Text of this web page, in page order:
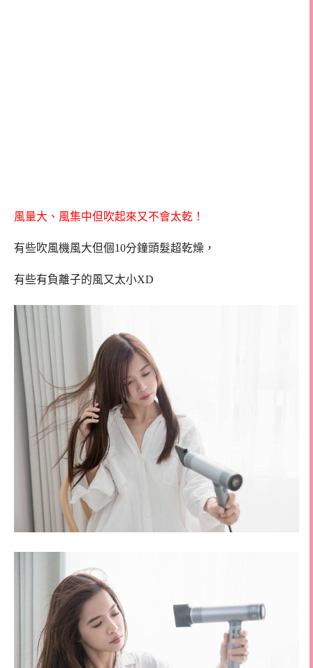
風量大、風集中但吹起來又不會太乾！
有些吹風機風大但個10分鐘頭髮超乾燥，
有些有負離子的風又太小XD